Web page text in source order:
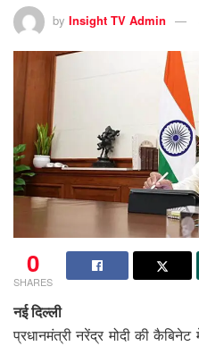
by Insight TV Admin
0
SHARES
नई दिल्ली
प्रधानमंत्री नरेंद्र मोदी की